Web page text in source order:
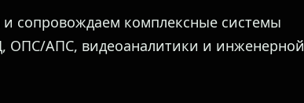
сопровождаем комплексные системы
ОПС/АПС, видеоаналитики и инженерной